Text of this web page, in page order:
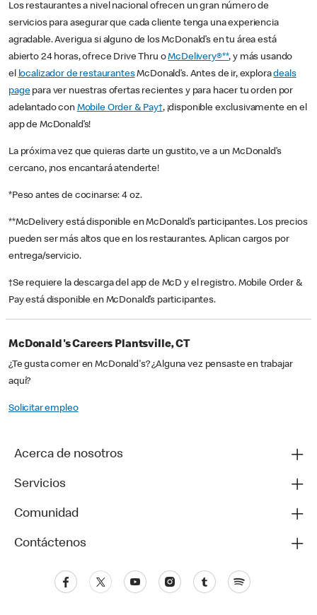
Los restaurantes a nivel nacional ofrecen un gran número de
servicios para asegurar que cada cliente tenga una experiencia
agradable. Averigua si alguno de los McDonald’s en tu área está
abierto 24 horas, ofrece Drive Thru oMcDelivery®**, y más usando
el localizador de restaurantesMcDonald’s. Antes de ir, exploradeals
pagepara ver nuestras ofertas recientes y para hacer tu orden por
adelantado con Mobile Order & Pay†, ¡disponible exclusivamente en el
app de McDonald’s!
La próxima vez que quieras darte un gustito, ve a un McDonald’s
cercano, ¡nos encantará atenderte!
*Peso antes de cocinarse: 4 oz.
**McDelivery está disponible en McDonald’s participantes. Los precios
pueden ser más altos que en los restaurantes. Aplican cargos por
entrega/servicio.
†Se requiere la descarga del app de McD y el registro. Mobile Order &
Pay está disponible en McDonald’s participantes.
McDonald's Careers Plantsville, CT
¿Te gusta comer en McDonald's? ¿Alguna vez pensaste en trabajar
aquí?
Solicitar empleo
Acerca de nosotros
Servicios
Comunidad
Contáctenos